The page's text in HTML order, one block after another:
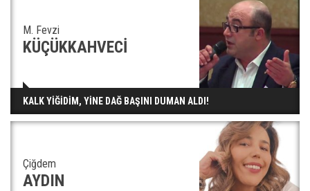
M. Fevzi
KÜÇÜKKAHVECİ
KALK YİĞİDİM, YİNE DAĞ BAŞINI DUMAN ALDI!
Çiğdem
AYDIN